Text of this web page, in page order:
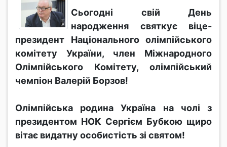
Сьогодні свій День
народження святкує віце-
президент Національного олімпійського
комітету України, член Міжнародного
Олімпійського Комітету, олімпійський
чемпіон Валерій Борзов!
Олімпійська родина Україна на чолі з
президентом НОК Сергієм Бубкою щиро
вітає видатну особистість зі святом!